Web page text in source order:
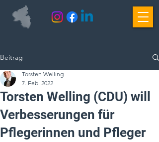
Beitrag
Torsten Welling (CDU) will
Verbesserungen für
Pflegerinnen und Pfleger
Torsten Welling
7. Feb. 2022